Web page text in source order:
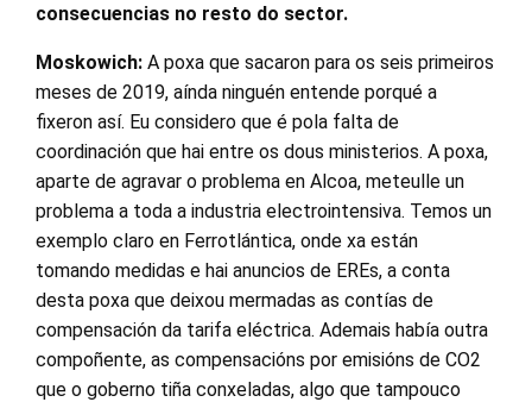
consecuencias no resto do sector.
Moskowich: A poxa que sacaron para os seis primeiros
meses de 2019, aínda ninguén entende porqué a
fixeron así. Eu considero que é pola falta de
coordinación que hai entre os dous ministerios. A poxa,
aparte de agravar o problema en Alcoa, meteulle un
problema a toda a industria electrointensiva. Temos un
exemplo claro en Ferrotlántica, onde xa están
tomando medidas e hai anuncios de EREs, a conta
desta poxa que deixou mermadas as contías de
compensación da tarifa eléctrica. Ademais había outra
compoñente, as compensacións por emisións de CO2
que o goberno tiña conxeladas, algo que tampouco